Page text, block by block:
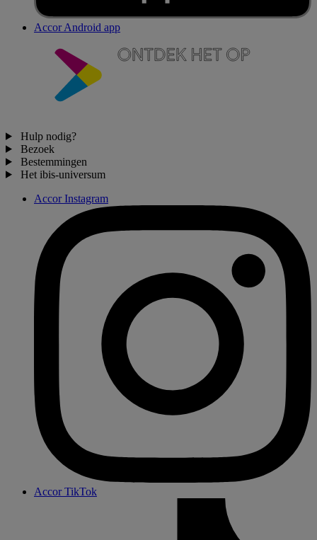
Accor Android app
Hulp nodig?
Bezoek
Bestemmingen
Het ibis-universum
Accor Instagram
Accor TikTok